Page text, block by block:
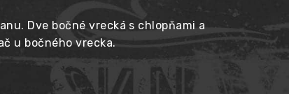
Dve bočné vrecká s chlopňami a
u bočného vrecka.